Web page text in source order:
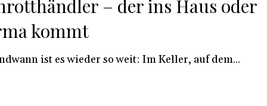
– der ins Haus oder
kommt
ist es wieder so weit: Im Keller, auf dem...